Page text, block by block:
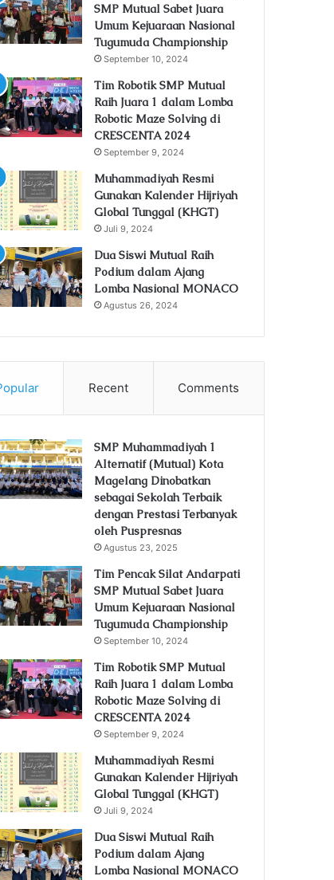
SMP Mutual Sabet Juara
Umum Kejuaraan Nasional
Tugumuda Championship
September 10, 2024
Tim Robotik SMP Mutual
Raih Juara 1 dalam Lomba
Robotic Maze Solving di
CRESCENTA 2024
September 9, 2024
Muhammadiyah Resmi
Gunakan Kalender Hijriyah
Global Tunggal (KHGT)
Juli 9, 2024
Dua Siswi Mutual Raih
Podium dalam Ajang
Lomba Nasional MONACO
Agustus 26, 2024
Recent Comments
SMP Muhammadiyah 1
Alternatif (Mutual) Kota
Magelang Dinobatkan
sebagai Sekolah Terbaik
dengan Prestasi Terbanyak
oleh Puspresnas
Agustus 23, 2025
Tim Pencak Silat Andarpati
SMP Mutual Sabet Juara
Umum Kejuaraan Nasional
Tugumuda Championship
September 10, 2024
Tim Robotik SMP Mutual
Raih Juara 1 dalam Lomba
Robotic Maze Solving di
CRESCENTA 2024
September 9, 2024
Muhammadiyah Resmi
Gunakan Kalender Hijriyah
Global Tunggal (KHGT)
Juli 9, 2024
Dua Siswi Mutual Raih
Podium dalam Ajang
Lomba Nasional MONACO